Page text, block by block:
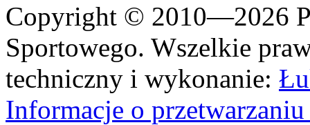
Copyright © 2010—2026
Sportowego. Wszelkie
techniczny i wykonanie:
Informacje o